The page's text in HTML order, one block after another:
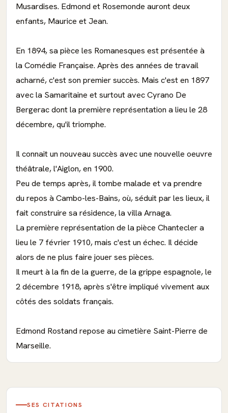
Musardises. Edmond et Rosemonde auront deux
enfants, Maurice et Jean.
En 1894, sa pièce les Romanesques est présentée à
la Comédie Française. Après des années de travail
acharné, c'est son premier succès. Mais c'est en 1897
avec la Samaritaine et surtout avec Cyrano De
Bergerac dont la première représentation a lieu le 28
décembre, qu'il triomphe.
Il connait un nouveau succès avec une nouvelle oeuvre
théâtrale, l'Aiglon, en 1900.
Peu de temps après, il tombe malade et va prendre
du repos à Cambo-les-Bains, où, séduit par les lieux, il
fait construire sa résidence, la villa Arnaga.
La première représentation de la pièce Chantecler a
lieu le 7 février 1910, mais c'est un échec. Il décide
alors de ne plus faire jouer ses pièces.
Il meurt à la fin de la guerre, de la grippe espagnole, le
2 décembre 1918, après s'être impliqué vivement aux
côtés des soldats français.
Edmond Rostand repose au cimetière Saint-Pierre de
Marseille.
SES CITATIONS